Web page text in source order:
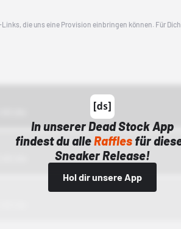
die uns eine Provision einbringen können. Für
In unserer Dead Stock App
findest du alleRaffles für
Sneaker Release!
Hol dir unsere App